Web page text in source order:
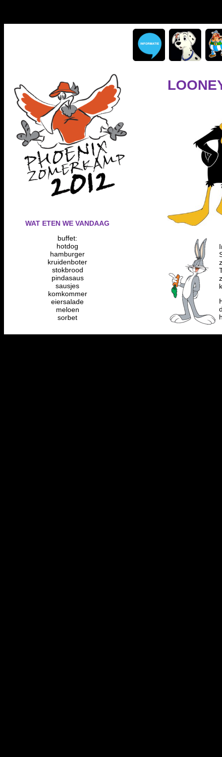
WAT ETEN WE VANDAAG
buffet:
hotdog
hamburger
kruidenboter
stokbrood
pindasaus
sausjes
komkommer
eiersalade
meloen
sorbet